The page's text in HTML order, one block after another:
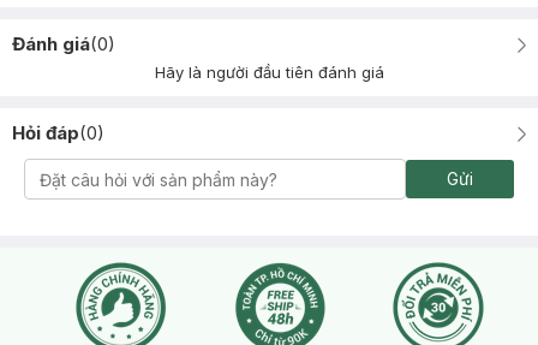
Đánh giá(0)
Hãy là người đầu tiên đánh giá
Hỏi đáp(0)
Gửi